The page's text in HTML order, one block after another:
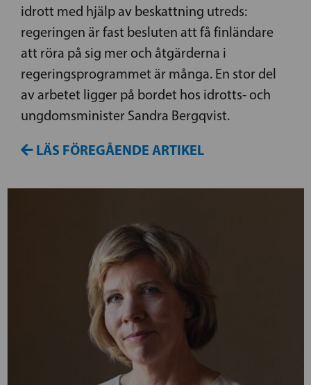
idrott med hjälp av beskattning utreds:
regeringen är fast besluten att få finländare
att röra på sig mer och åtgärderna i
regeringsprogrammet är många. En stor del
av arbetet ligger på bordet hos idrotts- och
ungdomsminister Sandra Bergqvist.
LÄS FÖREGÅENDE ARTIKEL